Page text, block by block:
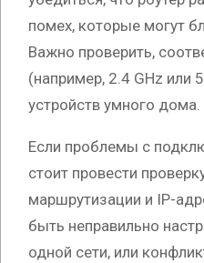
помех, которые могут
Важно проверить,
(например, 2.4 GHz или
устройств умного дома.
Если проблемы с
стоит провести
маршрутизации и IP-
быть неправильно
одной сети, или